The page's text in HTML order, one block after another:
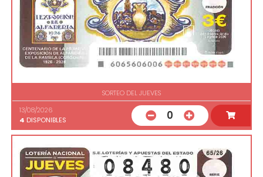
SORTEO DEL JUEVES
13/08/2026
4 DISPONIBLES 0